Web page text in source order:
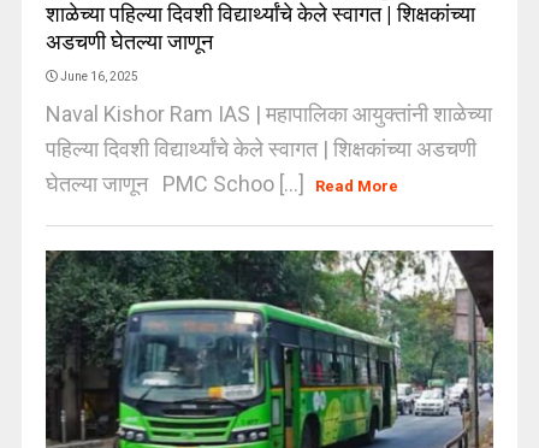
शाळेच्या पहिल्या दिवशी विद्यार्थ्यांचे केले स्वागत | शिक्षकांच्या
अडचणी घेतल्या जाणून
June 16, 2025
Naval Kishor Ram IAS | महापालिका आयुक्तांनी शाळेच्या
पहिल्या दिवशी विद्यार्थ्यांचे केले स्वागत | शिक्षकांच्या अडचणी
घेतल्या जाणून PMC Schoo [...]
Read More